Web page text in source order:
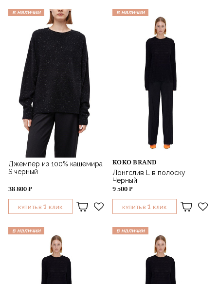
в наличии
Джемпер из 100% кашемира
S чёрный
38 800 ₽
КУПИТЬ В 1 КЛИК
в наличии
KOKO BRAND
Лонгслив L в полоску
Черный
9 500 ₽
КУПИТЬ В 1 КЛИК
в наличии в наличии